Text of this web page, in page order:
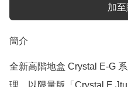
加
簡介
全新高階地盒 Crystal E-G